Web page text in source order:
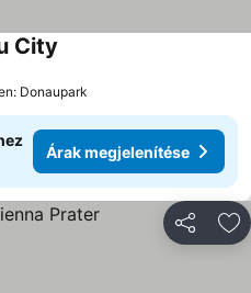
City
Donaupark
Árak megjelenítése